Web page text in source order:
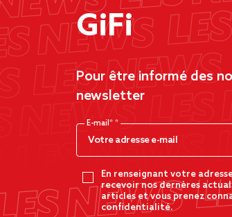
GiFi
Pour être informé des
newsletter
E-mail*
En renseignant votre
recevoir nos dernères
articles et vous prenez
confidentialité.